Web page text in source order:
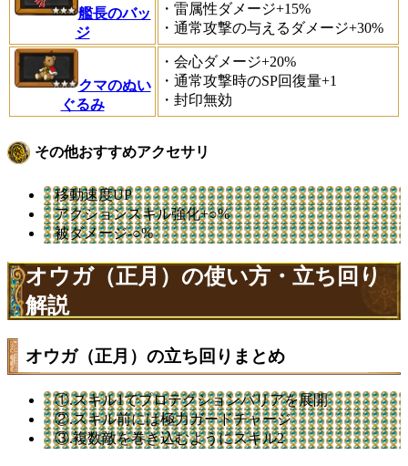
艦長のバッ
ジ
・雷属性ダメージ+15%
・通常攻撃の与えるダメージ+30%
クマのぬい
ぐるみ
・会心ダメージ+20%
・通常攻撃時のSP回復量+1
・封印無効
その他おすすめアクセサリ
移動速度UP
アクションスキル強化+○%
被ダメージ-○%
オウガ（正月）の使い方・立ち回り
解説
オウガ（正月）の立ち回りまとめ
①.スキル1でプロテクションバリアを展開
②.スキル前には極力ガードチャージ
③.複数敵を巻き込むようにスキル2